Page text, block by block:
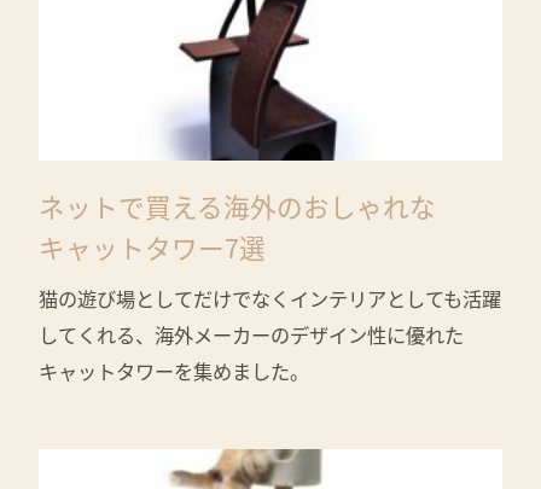
ネットで買える海外のおしゃれな
キャットタワー7選
猫の遊び場としてだけでなくインテリアとしても活躍
してくれる、海外メーカーのデザイン性に優れた
キャットタワーを集めました。